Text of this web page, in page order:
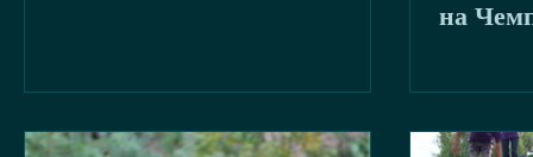
на Чемпионат Мира по